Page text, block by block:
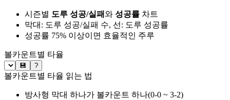
시즌별 도루 성공/실패와 성공률 차트
막대: 도루 성공/실패 수, 선: 도루 성공률
성공률 75% 이상이면 효율적인 주루
볼카운트별 타율
💾 ?
볼카운트별 타율 읽는 법
방사형 막대 하나가 볼카운트 하나(0-0 ~ 3-2)